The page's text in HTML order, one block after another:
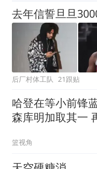
去年信誓旦旦
后厂村体工队 21跟贴
哈登在等小前锋
森库明加取其一
篮视角